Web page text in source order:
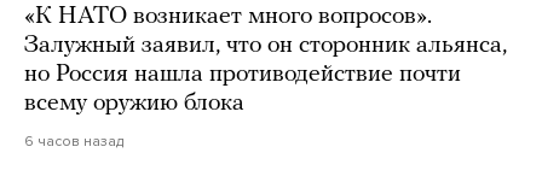
«К НАТО возникает много вопросов».
Залужный заявил, что он сторонник альянса,
но Россия нашла противодействие почти
всему оружию блока
6 часов назад